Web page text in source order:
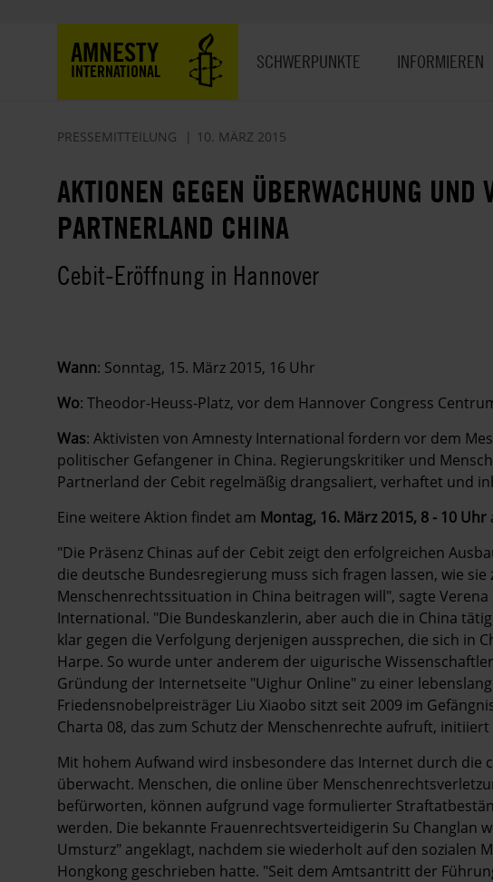
AMNESTY
INTERNATIONAL SCHWERPUNKTE INFORMIEREN
PRESSEMITTEILUNG 10. MÄRZ 2015
AKTIONEN GEGEN ÜBERWACHUNG UND
PARTNERLAND CHINA
Cebit-Eröffnung in Hannover
Wann: Sonntag, 15. März 2015, 16 Uhr
Wo: Theodor-Heuss-Platz, vor dem Hannover Congress
Was: Aktivisten von Amnesty International fordern vor dem
politischer Gefangener in China. Regierungskritiker und
Partnerland der Cebit regelmäßig drangsaliert, verhaftet und
Eine weitere Aktion findet am Montag, 16. März 2015, 8 - 10 Uhr
"Die Präsenz Chinas auf der Cebit zeigt den erfolgreichen
die deutsche Bundesregierung muss sich fragen lassen, wie
Menschenrechtssituation in China beitragen will", sagte
International. "Die Bundeskanzlerin, aber auch die in China
klar gegen die Verfolgung derjenigen aussprechen, die sich in
Harpe. So wurde unter anderem der uigurische
Gründung der Internetseite "Uighur Online" zu einer
Friedensnobelpreisträger Liu Xiaobo sitzt seit 2009 im
Charta 08, das zum Schutz der Menschenrechte aufruft,
Mit hohem Aufwand wird insbesondere das Internet durch die
überwacht. Menschen, die online über
befürworten, können aufgrund vage formulierter
werden. Die bekannte Frauenrechtsverteidigerin Su Changlan
Umsturz" angeklagt, nachdem sie wiederholt auf den sozialen
Hongkong geschrieben hatte. "Seit dem Amtsantritt der